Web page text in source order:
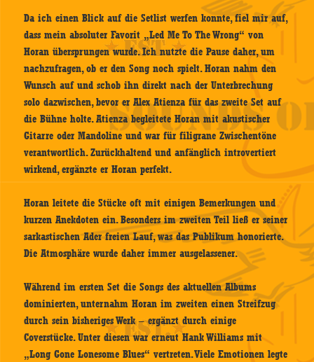
Da ich einen Blick auf die Setlist werfen konnte, fiel mir auf,
dass mein absoluter Favorit „Led Me To The Wrong“ von
Horan übersprungen wurde. Ich nutzte die Pause daher, um
nachzufragen, ob er den Song noch spielt. Horan nahm den
Wunsch auf und schob ihn direkt nach der Unterbrechung
solo dazwischen, bevor er Alex Atienza für das zweite Set auf
die Bühne holte. Atienza begleitete Horan mit akustischer
Gitarre oder Mandoline und war für filigrane Zwischentöne
verantwortlich. Zurückhaltend und anfänglich introvertiert
wirkend, ergänzte er Horan perfekt.
Horan leitete die Stücke oft mit einigen Bemerkungen und
kurzen Anekdoten ein. Besonders im zweiten Teil ließ er seiner
sarkastischen Ader freien Lauf, was das Publikum honorierte.
Die Atmosphäre wurde daher immer ausgelassener.
Während im ersten Set die Songs des aktuellen Albums
dominierten, unternahm Horan im zweiten einen Streifzug
durch sein bisheriges Werk – ergänzt durch einige
Coverstücke. Unter diesen war erneut Hank Williams mit
„Long Gone Lonesome Blues“ vertreten. Viele Emotionen legte